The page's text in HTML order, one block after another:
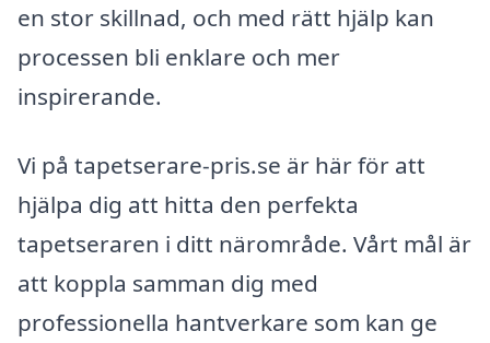
en stor skillnad, och med rätt hjälp kan
processen bli enklare och mer
inspirerande.
Vi på tapetserare-pris.se är här för att
hjälpa dig att hitta den perfekta
tapetseraren i ditt närområde. Vårt mål är
att koppla samman dig med
professionella hantverkare som kan ge